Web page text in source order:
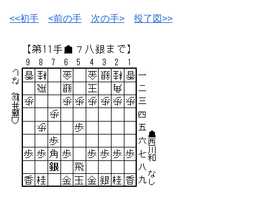
<<初手 <前の手 次の手> 投了図>>